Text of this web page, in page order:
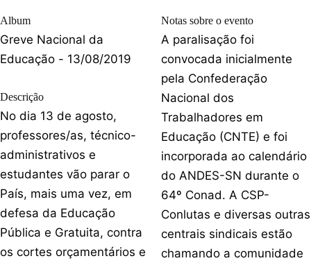
Album
Greve Nacional da
Educação - 13/08/2019
Descrição
No dia 13 de agosto,
professores/as, técnico-
administrativos e
estudantes vão parar o
País, mais uma vez, em
defesa da Educação
Pública e Gratuita, contra
os cortes orçamentários e
Notas sobre o evento
A paralisação foi
convocada inicialmente
pela Confederação
Nacional dos
Trabalhadores em
Educação (CNTE) e foi
incorporada ao calendário
do ANDES-SN durante o
64º Conad. A CSP-
Conlutas e diversas outras
centrais sindicais estão
chamando a comunidade